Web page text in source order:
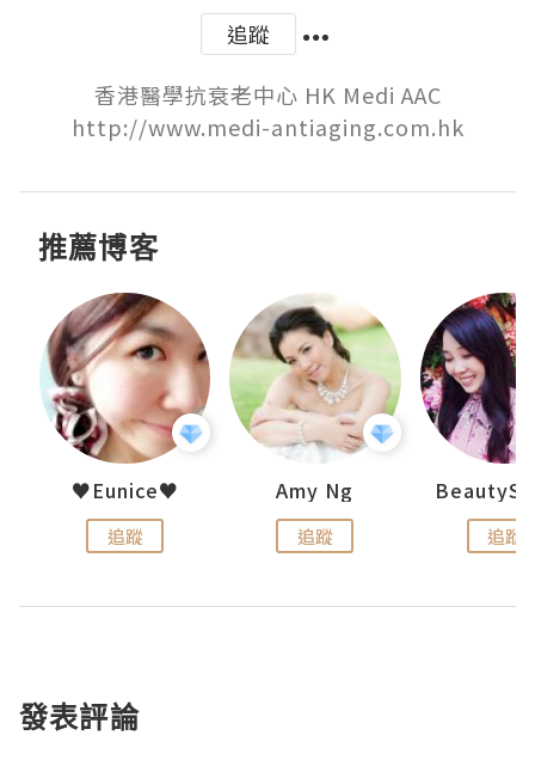
追蹤
香港醫學抗衰老中心 HK Medi AAC
http://www.medi-antiaging.com.hk
推薦博客
♥Eunice♥
追蹤
Amy Ng
追蹤 追蹤
發表評論